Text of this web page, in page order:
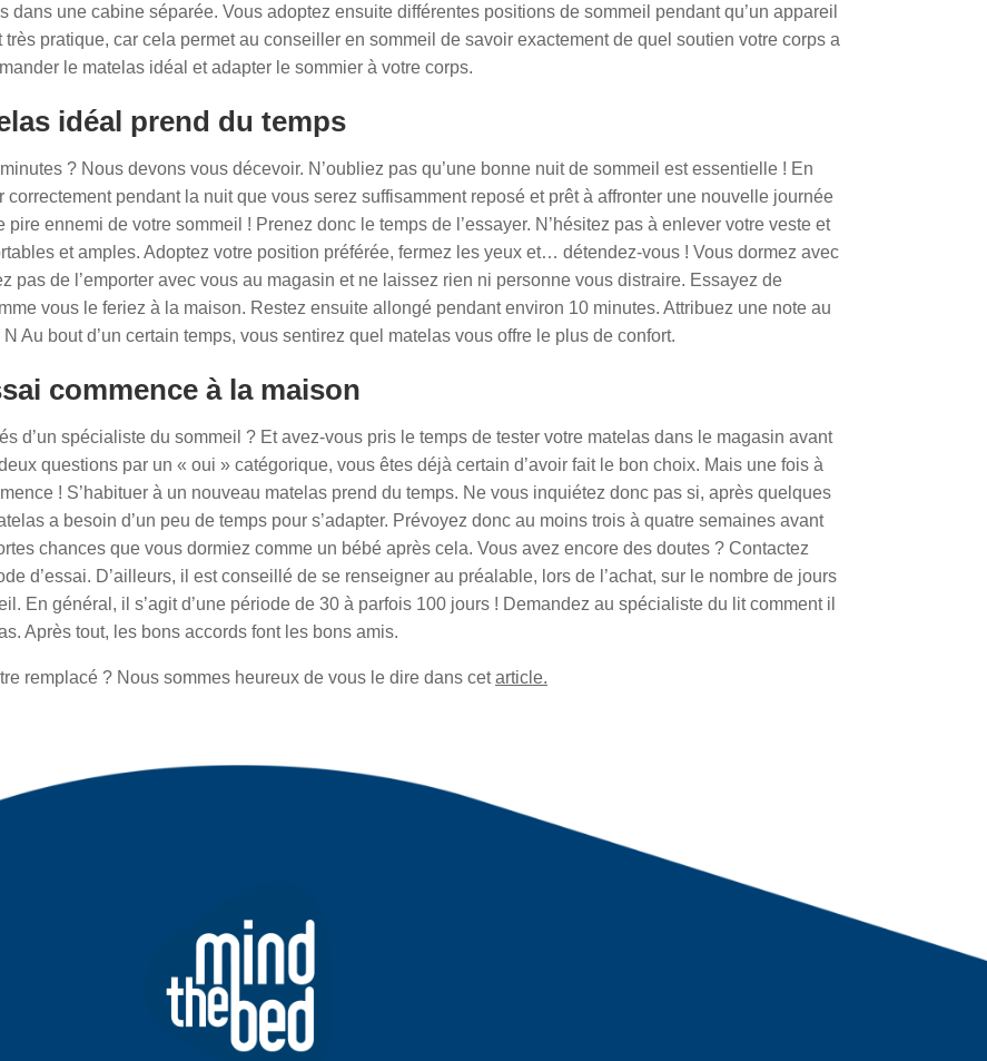
une cabine séparée. Vous adoptez ensuite différentes positions de sommeil pendant qu’un appareil
très pratique, car cela permet au conseiller en sommeil de savoir exactement de quel soutien votre corps a
le matelas idéal et adapter le sommier à votre corps.
idéal prend du temps
? Nous devons vous décevoir. N’oubliez pas qu’une bonne nuit de sommeil est essentielle ! En
correctement pendant la nuit que vous serez suffisamment reposé et prêt à affronter une nouvelle journée
ennemi de votre sommeil ! Prenez donc le temps de l’essayer. N’hésitez pas à enlever votre veste et
et amples. Adoptez votre position préférée, fermez les yeux et… détendez-vous ! Vous dormez avec
pas de l’emporter avec vous au magasin et ne laissez rien ni personne vous distraire. Essayez de
vous le feriez à la maison. Restez ensuite allongé pendant environ 10 minutes. Attribuez une note au
Au bout d’un certain temps, vous sentirez quel matelas vous offre le plus de confort.
commence à la maison
d’un spécialiste du sommeil ? Et avez-vous pris le temps de tester votre matelas dans le magasin avant
questions par un « oui » catégorique, vous êtes déjà certain d’avoir fait le bon choix. Mais une fois à
! S’habituer à un nouveau matelas prend du temps. Ne vous inquiétez donc pas si, après quelques
a besoin d’un peu de temps pour s’adapter. Prévoyez donc au moins trois à quatre semaines avant
chances que vous dormiez comme un bébé après cela. Vous avez encore des doutes ? Contactez
d’essai. D’ailleurs, il est conseillé de se renseigner au préalable, lors de l’achat, sur le nombre de jours
En général, il s’agit d’une période de 30 à parfois 100 jours ! Demandez au spécialiste du lit comment il
Après tout, les bons accords font les bons amis.
remplacé ? Nous sommes heureux de vous le dire dans cetarticle.